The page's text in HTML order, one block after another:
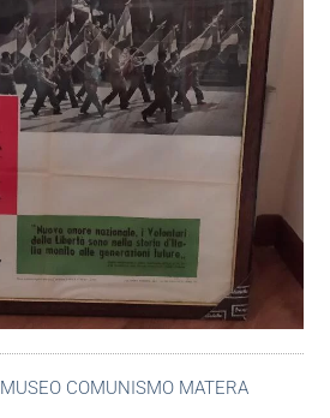
MUSEO COMUNISMO MATERA